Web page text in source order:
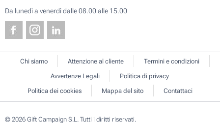
Da lunedì a venerdì dalle 08.00 alle 15.00
Chi siamo Attenzione al cliente
Termini e condizioni
Avvertenze Legali
Politica di privacy
Politica dei cookies
Mappa del sito Contattaci
© 2026 Gift Campaign S.L. Tutti i diritti riservati.